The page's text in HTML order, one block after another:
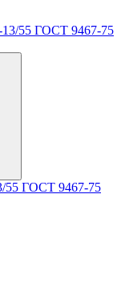
55 ГОСТ 9467-75